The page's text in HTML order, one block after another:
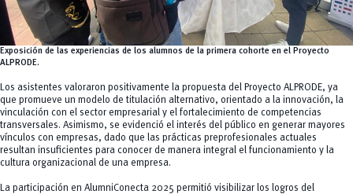
Exposición de las experiencias de los alumnos de la primera cohorte en el Proyecto
ALPRODE.
Los asistentes valoraron positivamente la propuesta del Proyecto ALPRODE, ya
que promueve un modelo de titulación alternativo, orientado a la innovación, la
vinculación con el sector empresarial y el fortalecimiento de competencias
transversales. Asimismo, se evidenció el interés del público en generar mayores
vínculos con empresas, dado que las prácticas preprofesionales actuales
resultan insuficientes para conocer de manera integral el funcionamiento y la
cultura organizacional de una empresa.
La participación en AlumniConecta 2025 permitió visibilizar los logros del